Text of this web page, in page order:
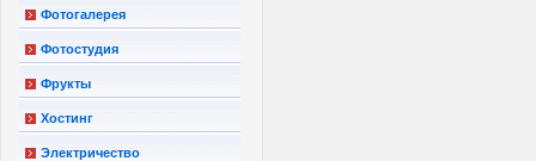
Фотогалерея
Фотостудия
Фрукты
Хостинг
Электричество